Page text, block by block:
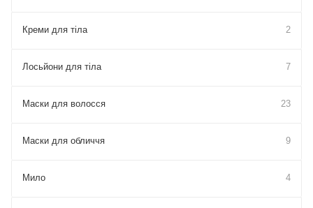
Креми для тіла 2
Лосьйони для тіла 7
Маски для волосся 23
Маски для обличчя 9
Мило 4